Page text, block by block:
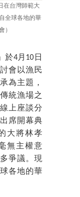
在台灣師範大
全球各地的華
）
於4月10日
會以漁民
為主題，
統漁場之
上座談分
席開幕典
大將林孝
無主權意
爭議。現
各地的華